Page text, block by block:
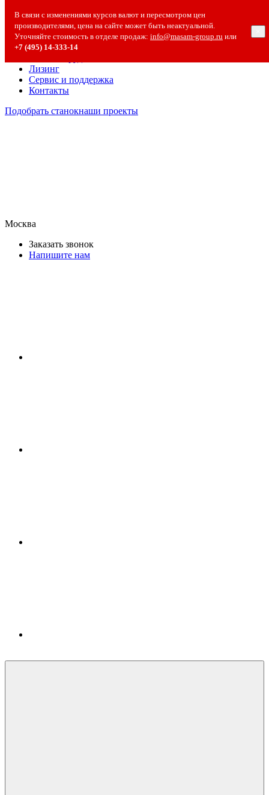
В связи с изменениями курсов валют и пересмотром цен
производителями, цена на сайте может быть неактуальной.
Уточняйте стоимость в отделе продаж: info@masam-group.ru или
+7 (495) 14‑333‑14
О компании
О компании
Полезная информация
Вакансии
Лизинг
Сервис и поддержка
Контакты
Подобрать станокнаши проекты
Москва
Заказать звонок
Напишите нам